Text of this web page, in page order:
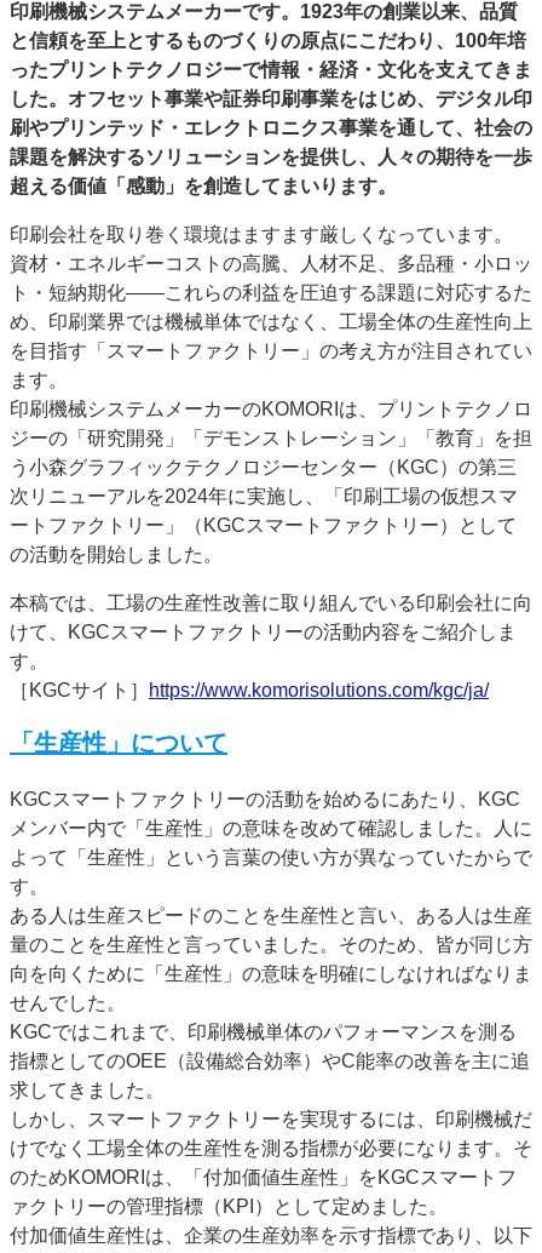
JAPAN PACK 2023 特集
中古印刷機・製本機特集
2022 検査・校正特集
特集・デジタル印刷 ～ 新成長軌道を描く
案内
発刊案内
JFPI印刷用語集 印刷機材年鑑
運営
会社案内
購読・購入申し込み
サイトポリシー
お問い合わせ
印刷機械システムメーカーです。1923年の創業以来、品質
と信頼を至上とするものづくりの原点にこだわり、100年培
ったプリントテクノロジーで情報・経済・文化を支えてきま
した。オフセット事業や証券印刷事業をはじめ、デジタル印
刷やプリンテッド・エレクトロニクス事業を通して、社会の
課題を解決するソリューションを提供し、人々の期待を一歩
超える価値「感動」を創造してまいります。
印刷会社を取り巻く環境はますます厳しくなっています。
資材・エネルギーコストの高騰、人材不足、多品種・小ロッ
ト・短納期化――これらの利益を圧迫する課題に対応するた
め、印刷業界では機械単体ではなく、工場全体の生産性向上
を目指す「スマートファクトリー」の考え方が注目されてい
ます。
印刷機械システムメーカーのKOMORIは、プリントテクノロ
ジーの「研究開発」「デモンストレーション」「教育」を担
う小森グラフィックテクノロジーセンター（KGC）の第三
次リニューアルを2024年に実施し、「印刷工場の仮想スマ
ートファクトリー」（KGCスマートファクトリー）として
の活動を開始しました。
本稿では、工場の生産性改善に取り組んでいる印刷会社に向
けて、KGCスマートファクトリーの活動内容をご紹介しま
す。
［KGCサイト］
https://www.komorisolutions.com/kgc/ja/
「生産性」について
KGCスマートファクトリーの活動を始めるにあたり、KGC
メンバー内で「生産性」の意味を改めて確認しました。人に
よって「生産性」という言葉の使い方が異なっていたからで
す。
ある人は生産スピードのことを生産性と言い、ある人は生産
量のことを生産性と言っていました。そのため、皆が同じ方
向を向くために「生産性」の意味を明確にしなければなりま
せんでした。
KGCではこれまで、印刷機械単体のパフォーマンスを測る
指標としてのOEE（設備総合効率）やC能率の改善を主に追
求してきました。
しかし、スマートファクトリーを実現するには、印刷機械だ
けでなく工場全体の生産性を測る指標が必要になります。そ
のためKOMORIは、「付加価値生産性」をKGCスマートフ
ァクトリーの管理指標（KPI）として定めました。
付加価値生産性は、企業の生産効率を示す指標であり、以下